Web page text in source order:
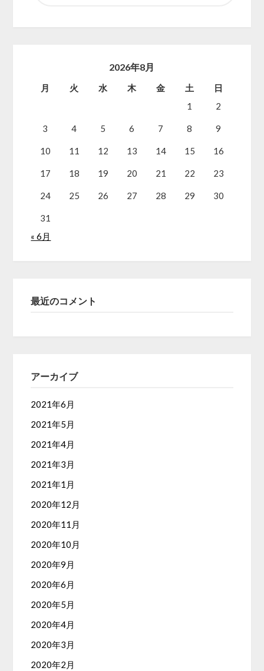
2026年8月
月 火 水 木 金 土
日
1
2
3 4 5 6 7 8 9
10 11 12 13 14 15 16
17 18 19 20 21 22 23
24 25 26 27 28 29 30
31
« 6月
最近のコメント
アーカイブ
2021年6月
2021年5月
2021年4月
2021年3月
2021年1月
2020年12月
2020年11月
2020年10月
2020年9月
2020年6月
2020年5月
2020年4月
2020年3月
2020年2月